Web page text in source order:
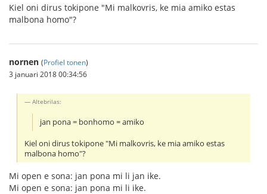
Kiel oni dirus tokipone "Mi malkovris, ke mia amiko estas
malbona homo"?
nornen (Profiel tonen)
3 januari 2018 00:34:56
Altebrilas:
jan pona = bonhomo = amiko
Kiel oni dirus tokipone "Mi malkovris, ke mia amiko estas
malbona homo"?
Mi open e sona: jan pona mi li jan ike.
Mi open e sona: jan pona mi li ike.